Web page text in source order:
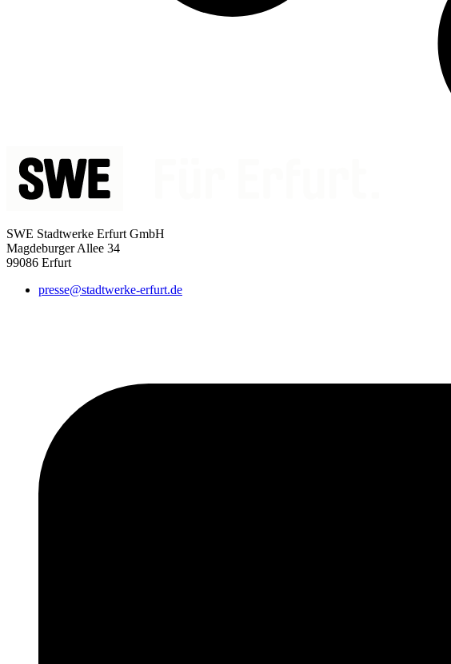
SWE Stadtwerke Erfurt GmbH
Magdeburger Allee 34
99086 Erfurt
presse@stadtwerke-erfurt.de